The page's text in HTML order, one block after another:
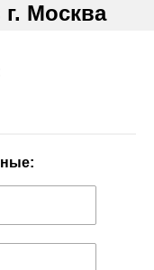
Москва